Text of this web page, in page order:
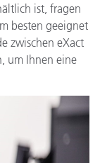
ist, fragen
besten geeignet
zwischen eXact
um Ihnen eine